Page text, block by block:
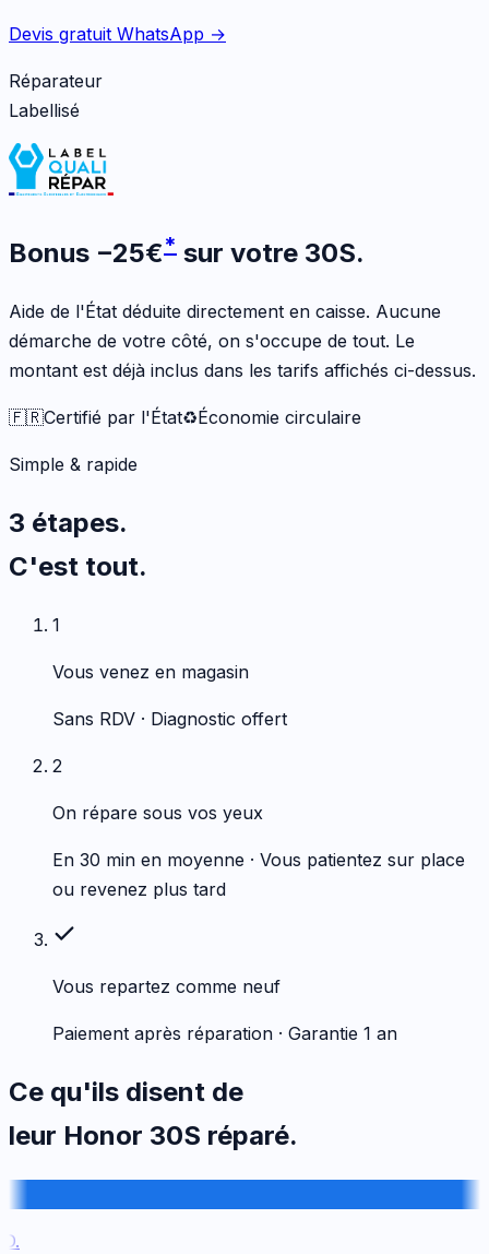
Devis gratuit WhatsApp →
Réparateur
Labellisé
Bonus −25€* sur votre 30S.
Aide de l'État déduite directement en caisse. Aucune
démarche de votre côté, on s'occupe de tout. Le
montant est déjà inclus dans les tarifs affichés ci-dessus.
🇫🇷Certifié par l'État♻️Économie circulaire
Simple & rapide
3 étapes.
C'est tout.
1
Vous venez en magasin
Sans RDV · Diagnostic offert
2
On répare sous vos yeux
En 30 min en moyenne · Vous patientez sur place
ou revenez plus tard
Vous repartez comme neuf
Paiement après réparation · Garantie 1 an
Ce qu'ils disent de
leur Honor 30S réparé.